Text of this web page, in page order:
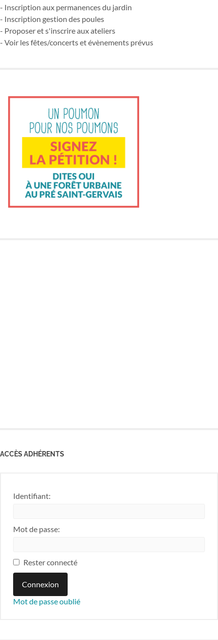
- Inscription aux permanences du jardin
- Inscription gestion des poules
- Proposer et s'inscrire aux ateliers
- Voir les fêtes/concerts et évènements prévus
ACCÈS ADHÉRENTS
Identifiant:
Mot de passe:
Rester connecté
Connexion
Mot de passe oublié